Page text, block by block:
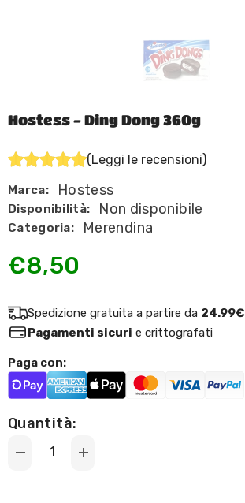
Hostess - Ding Dong 360g
(Leggi le recensioni)
Marca: Hostess
Disponibilità: Non disponibile
Categoria: Merendina
€8,50
Spedizione gratuita a partire da 24.99€
Pagamenti sicuri e crittografati
Paga con:
Quantità:
Decrease
Increase